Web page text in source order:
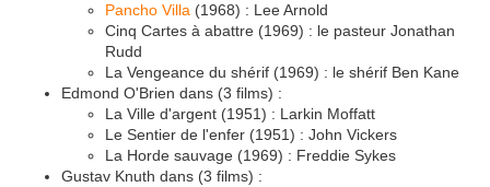
Pancho Villa (1968) : Lee Arnold
Cinq Cartes à abattre (1969) : le pasteur Jonathan
Rudd
La Vengeance du shérif (1969) : le shérif Ben Kane
Edmond O'Brien dans (3 films) :
La Ville d'argent (1951) : Larkin Moffatt
Le Sentier de l'enfer (1951) : John Vickers
La Horde sauvage (1969) : Freddie Sykes
Gustav Knuth dans (3 films) :